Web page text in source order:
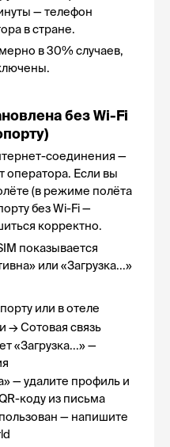
— телефон
в стране.
в 30% случаев,
без Wi-Fi
соединения —
оператора. Если вы
(в режиме полёта
без Wi-Fi —
корректно.
показывается
или «Загрузка...»
или в отеле
→ Сотовая связь
«Загрузка...» —
— удалите профиль и
коду из письма
— напишите